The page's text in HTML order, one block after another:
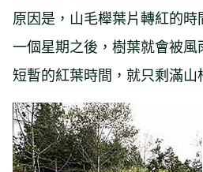
原因是，山毛櫸葉片轉紅的時
一個星期之後，樹葉就會被
短暫的紅葉時間，就只剩滿山